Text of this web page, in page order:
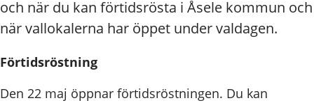
och när du kan förtidsrösta i Åsele kommun och
när vallokalerna har öppet under valdagen.
Förtidsröstning
Den 22 maj öppnar förtidsröstningen. Du kan